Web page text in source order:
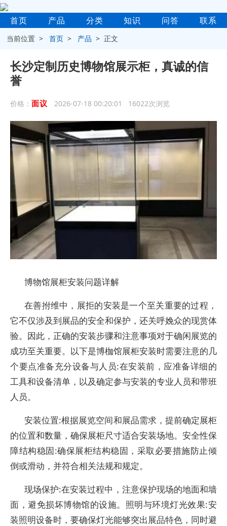
首页 产品 分类 知识 问答 联系
当前位置 >首页 > 产品 > 正文
长沙定制历史博物馆展示柜，真诚的信
誉
价格： 面议 2026-07-18 00:20:01 16022次浏览
博物馆展柜安装问题详解
在善拊维中，展拒的安装是一个至关重要的过程，
它不仅涉及到展品的安全和保护，还关呼娩众的现赏体
验。因此，正确的安装步骤和注意事项对于确闲展览的
成功至关重要。以下是博枷馆展柜安装时需要注意的几
个要点准备充分设备与人员:在安装前，应准备详细的
工具和设备清单，以及确定参与安装的专业人员和带班
人员。
安装位置:根据展览空间和展品需求，提前确定展柜
的位置和数量，确保展柜尺寸适合安装场地。安全性保
障结构稳固:确保展柜结构稳固，采取必要措施防止倾
倒或滑动，并符合相关法规和规定。
现场保护:在安装过程中，注意保护现场的地面和墙
面，避免损坏博物馆的设施。照明与环境灯光效果:安
装照明设备时，要确保灯光能够突出展品特色，同时避